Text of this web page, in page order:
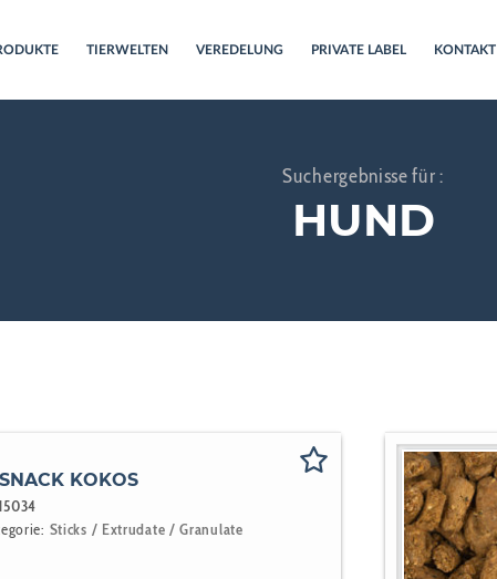
TIERWELTEN VEREDELUNG PRIVATE LABEL KONTAKT
Suchergebnisse für :
HUND
KOKOS
Sticks / Extrudate / Granulate